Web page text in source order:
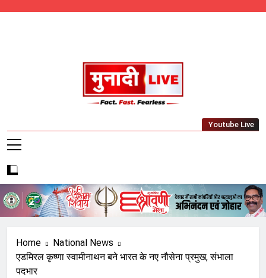
Munadi Live – Jharkhand's Leading Local
Youtube Live
Home
National News
एडमिरल कृष्णा स्वामीनाथन बने भारत के नए नौसेना प्रमुख, संभाला
पदभार